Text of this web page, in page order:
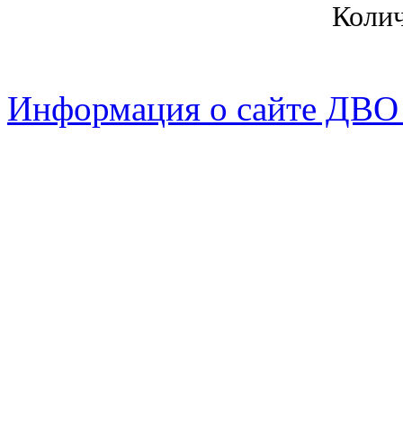
Информация о сайте